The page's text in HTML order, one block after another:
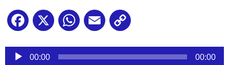
Facebook
X WhatsApp
Email
Reproductor
00:00 00:00